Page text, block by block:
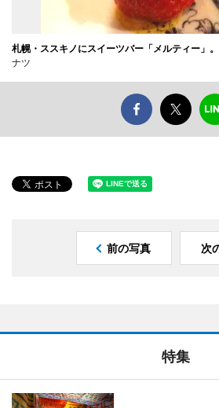
札幌・ススキノにスイーツバー「メルティー」。
ナツ
前の写真 次
特集